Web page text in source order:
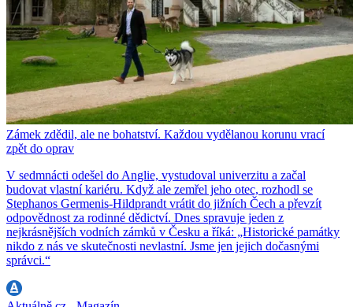
Zámek zdědil, ale ne bohatství. Každou vydělanou korunu vrací
zpět do oprav
V sedmnácti odešel do Anglie, vystudoval univerzitu a začal
budovat vlastní kariéru. Když ale zemřel jeho otec, rozhodl se
Stephanos Germenis-Hildprandt vrátit do jižních Čech a převzít
odpovědnost za rodinné dědictví. Dnes spravuje jeden z
nejkrásnějších vodních zámků v Česku a říká: „Historické památky
nikdo z nás ve skutečnosti nevlastní. Jsme jen jejich dočasnými
správci.“